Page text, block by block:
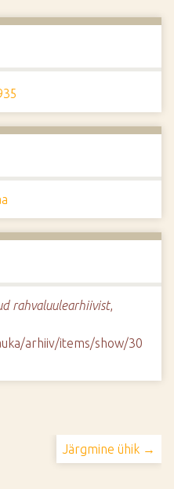
rahvaluulearhiivist,
arhiiv/items/show/30
Järgmine ühik →